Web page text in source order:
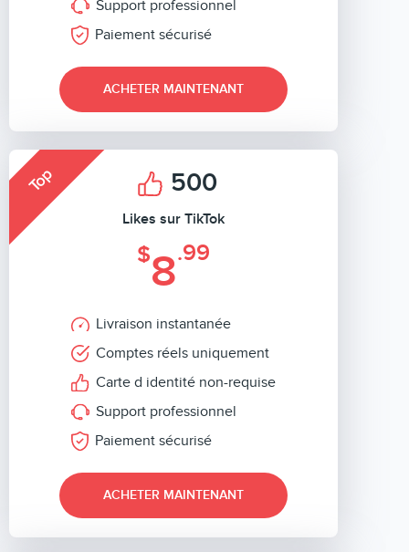
Support professionnel
Paiement sécurisé
ACHETER MAINTENANT
Top 500
Likes sur TikTok
$8.99
Livraison instantanée
Comptes réels uniquement
Carte d identité non-requise
Support professionnel
Paiement sécurisé
ACHETER MAINTENANT